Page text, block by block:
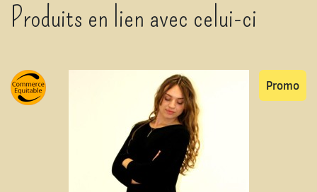
Produits en lien avec celui-ci
Promo